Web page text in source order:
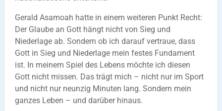
Gerald Asamoah hatte in einem weiteren Punkt Recht:
Der Glaube an Gott hängt nicht von Sieg und
Niederlage ab. Sondern ob ich darauf vertraue, dass
Gott in Sieg und Niederlage mein festes Fundament
ist. In meinem Spiel des Lebens möchte ich diesen
Gott nicht missen. Das trägt mich – nicht nur im Sport
und nicht nur neunzig Minuten lang. Sondern mein
ganzes Leben – und darüber hinaus.